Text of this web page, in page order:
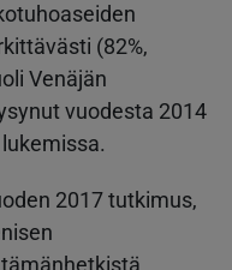
(82%,
Venäjän
vuodesta 2014
2017 tutkimus,